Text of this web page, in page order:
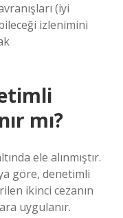
(iyi
izlenimini
mı?
ele alınmıştır.
göre, denetimli
ikinci cezanın
uygulanır.